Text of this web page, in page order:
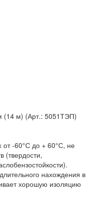
(14 м) (Арт.: 5051ТЭП)
от -60°С до + 60°С, не
(твердости,
нахождения в
хорошую изоляцию